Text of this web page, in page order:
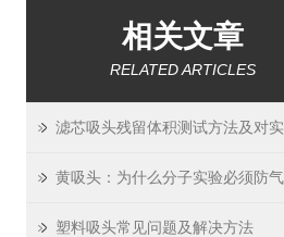
相关文章
RELATED ARTICLES
塑料吸头常见问题及解决方法